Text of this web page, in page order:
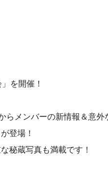
を開催！
メンバーの新情報＆意外
登場！
秘蔵写真も満載です！